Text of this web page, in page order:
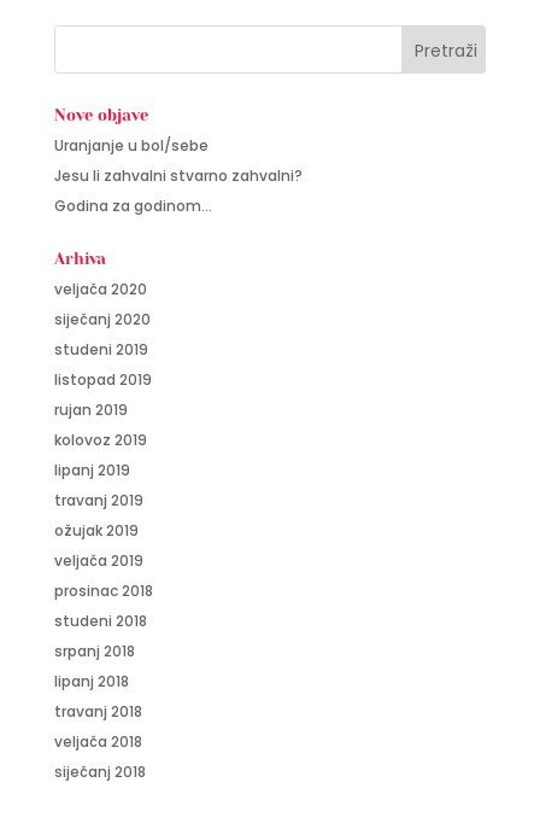
Nove objave
Uranjanje u bol/sebe
Jesu li zahvalni stvarno zahvalni?
Godina za godinom…
Arhiva
veljača 2020
siječanj 2020
studeni 2019
listopad 2019
rujan 2019
kolovoz 2019
lipanj 2019
travanj 2019
ožujak 2019
veljača 2019
prosinac 2018
studeni 2018
srpanj 2018
lipanj 2018
travanj 2018
veljača 2018
siječanj 2018